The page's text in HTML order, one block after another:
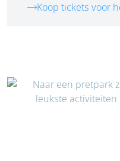
Koop tickets voor